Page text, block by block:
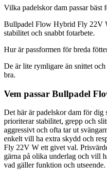
Vilka padelskor dam passar bäst
Bullpadel Flow Hybrid Fly 22V
stabilitet och snabbt fotarbete.
Hur är passformen för breda
De är lite rymligare än snittet
bra.
Vem passar Bullpadel
Det här är padelskor dam för dig
prioriterar stabilitet, grepp och
aggressivt och ofta tar ut
enkelt vill ha extra skydd och
Fly 22V W ett givet val.
gärna på olika underlag och vill
vad gäller funktion och utseende.